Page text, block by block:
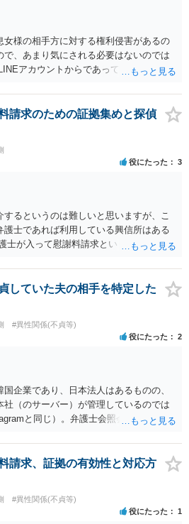
ぎないか、質問に具体的に答えてくれる
、弁護士直接か事務局員を介するかな
確認するとよいと思います。いずれに
・依頼にあたっては、証拠資料、夫と相
所等、夫婦関係への影響、離婚予定の
して相談されることをお勧めいたしま
様の相手方に対する権利侵害があるの
、あまり気にされる必要はないのでは
アカウントからであっても、そこに紐
本件のような精神的損害が発生したと
おいて開示がなされる可能性も低いので
請求のための証拠集めと探偵
役にたった 3
するというのは難しいと思いますが、こ
護士であれば利用している興信所はある
士が入って慰謝料請求という流れになる
していた夫の相手を特定した
#異性関係(不貞等)
役にたった 2
企業であり、日本法人はあるものの、
（のサーバー）が管理しているのでは
と同じ）。弁護士会照会は日本法に
と解されています（弁護士会によって
ますが、かなり限定されているので一般
韓国本社がアカウント管理をしているな
チでは管理していない」という回答にな
情報の開示を求めても拒否されるでしょ
請求、証拠の有効性と対応方
#異性関係(不貞等)
役にたった 1